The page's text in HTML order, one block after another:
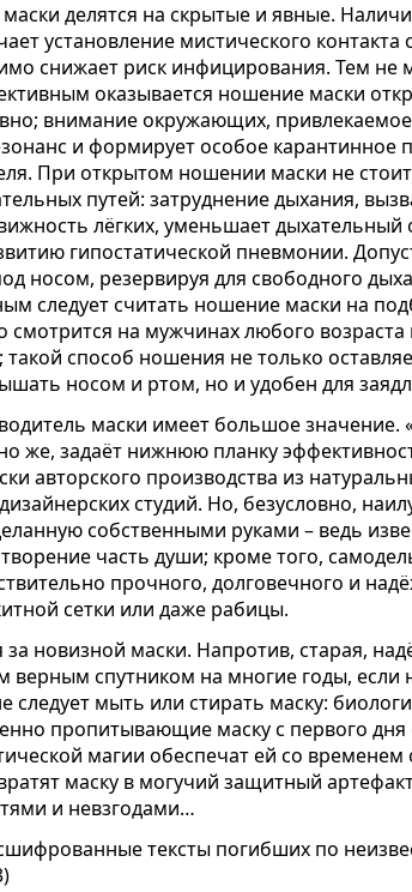
делятся на скрытые и явные.
установление мистического контакта
снижает риск инфицирования. Тем не
оказывается ношение маски
внимание окружающих,
и формирует особое
При открытом ношении маски не
путей: затруднение дыхания,
лёгких, уменьшает дыхательный
гипостатической пневмонии.
носом, резервируя для свободного
следует считать ношение маски на
смотрится на мужчинах любого возраста
такой способ ношения не только
носом и ртом, но и удобен для
маски имеет большое
же, задаёт нижнюю планку
авторского производства из
студий. Но, безусловно,
собственными руками – ведь
творение часть души; кроме того,
прочного, долговечного и
сетки или даже рабицы.
за новизной маски. Напротив, старая,
верным спутником на многие годы, если
следует мыть или стирать маску:
пропитывающие маску с первого дня
магии обеспечат ей со временем
маску в могучий защитный
и невзгодами…
тексты погибших по